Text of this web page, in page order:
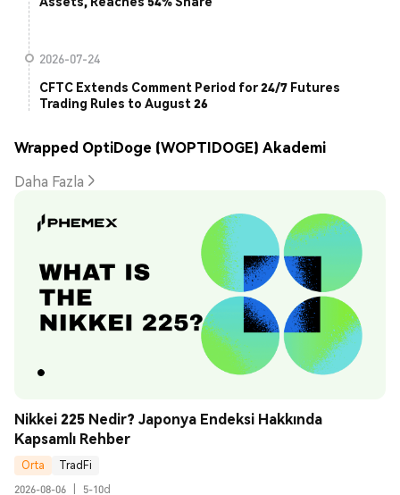
2026-07-24
CFTC Extends Comment Period for 24/7 Futures
Trading Rules to August 26
Wrapped OptiDoge (WOPTIDOGE) Akademi
Daha Fazla
Nikkei 225 Nedir? Japonya Endeksi Hakkında
Kapsamlı Rehber
Orta
TradFi
2026-08-06
5-10d